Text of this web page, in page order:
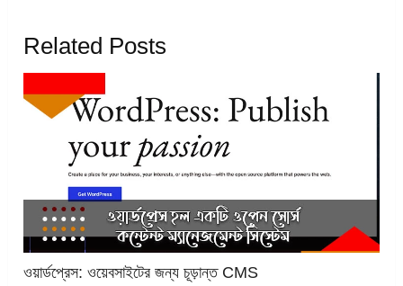
Related Posts
ওয়ার্ডপ্রেস: ওয়েবসাইটের জন্য চূড়ান্ত CMS